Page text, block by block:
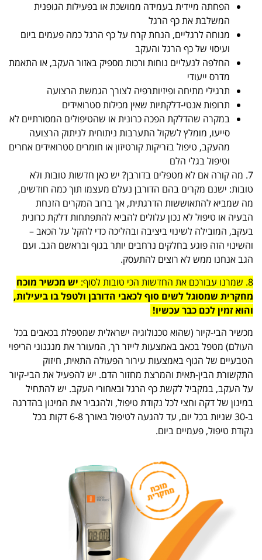
הפחתה מיידית בעמידה ממושכת או בפעילות הגופנית
המשלבת את כף הרגל
מנוחה לרגליים, הנחת קרח על כף הרגל כמה פעמים ביום
ועיסוי של כף הרגל והעקב
החלפה לנעליים נוחות ורכות מספיק באזור העקב, או התאמת
מדרס ייעודי
תרגילי מתיחה ופיזיותרפיה לצורך הגמשת הרצועה
תרופות אנטי-דלקתיות שאין מכילות סטרואידים
במקרה שהדלקת הפכה כרונית או שהטיפולים המסורתיים לא
סייעו, מומלץ לשקול התערבות ניתוחית לניתוק הרצועה
מהעקב, טיפול בזריקות קורטיזון או חומרים סטרואידים אחרים
וטיפול בגלי הלם
7. מה קורה אם לא מטפלים בדורבן? יש כאן חדשות טובות ולא
טובות: ישנם מקרים בהם הדורבן נעלם מעצמו תוך כמה חודשים,
מה שמביא להתאוששות הדרגתית, אך ברוב המקרים הזנחת
הבעיה או טיפול לא נכון עלולים להביא להתפתחות דלקת כרונית
בעקב, המובילה לשינוי ביציבה ובהליכה כדי להקל על הכאב –
והשינוי הזה פוגע בחלקים נרחבים יותר בגוף ובראשם הגב. ועם
הגב אנחנו ממש לא רוצים להתעסק.
8. שמרנו עבורכם את החדשות הכי טובות לסוף:
יש מכשיר מוכח
מחקרית שמסוגל לשים סוף לכאבי הדורבן ולטפל בו ביעילות,
והוא זמין לכם כבר עכשיו!
מכשיר הבי-קיור (שהוא טכנולוגיה ישראלית שמטפלת בכאבים בכל
העולם) מטפל בכאב באמצעות לייזר רך, המעורר את מנגנוני הריפוי
הטבעיים של הגוף באמצעות עירור הפעולה התאית, חיזוק
התקשורת הבין-תאית והמרצת מחזור הדם. יש להפעיל את הבי-קיור
על העקב, במקביל לקשת כף הרגל ובאחורי העקב. יש להתחיל
במינון של דקה וחצי לכל נקודת טיפול, ולהגביר את המינון בהדרגה
ב-30 שניות בכל יום, עד להגעה לטיפול באורך 6-8 דקות בכל
נקודת טיפול, פעמיים ביום.